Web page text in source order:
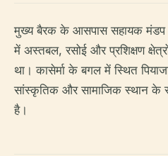
मुख्य बैरक के आसपास सहायक मंडप
में अस्तबल, रसोई और प्रशिक्षण
था। कासेर्मा के बगल में स्थित
सांस्कृतिक और सामाजिक स्थान के
है।